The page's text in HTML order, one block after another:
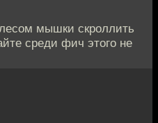
мышки скроллить
среди фич этого не